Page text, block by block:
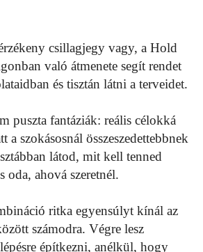
csillagjegy vagy, a Hold
való átmenete segít rendet
és tisztán látni a terveidet.
puszta fantáziák: reális célokká
a szokásosnál összeszedettebbnek
látod, mit kell tenned
oda, ahová szeretnél.
ritka egyensúlyt kínál az
számodra. Végre lesz
építkezni, anélkül, hogy